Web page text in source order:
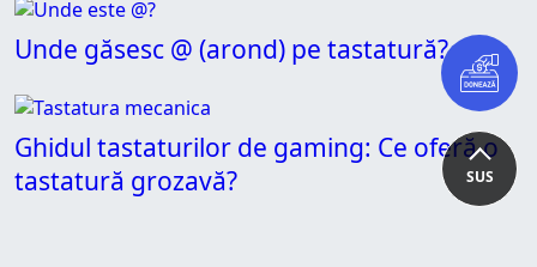
SUS
Unde găsesc @ (arond) pe tastatură?
Ghidul tastaturilor de gaming: Ce oferă o
tastatură grozavă?